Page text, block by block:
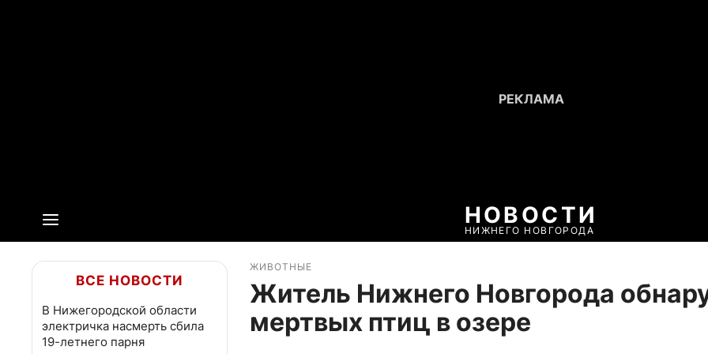
НОВОСТИ
НИЖНЕГО НОВГОРОДА
ВСЕ НОВОСТИ
В Нижегородской области
электричка насмерть сбила
19-летнего парня
ЖИВОТНЫЕ
Житель Нижнего Новгорода
мертвых птиц в озере